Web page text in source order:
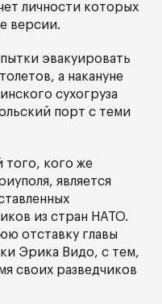
личности которых
версии.
эвакуировать
а накануне
сухогруза
порт с теми
того, кого же
является
из стран НАТО.
отставку главы
Эрика Видо, с тем,
своих разведчиков